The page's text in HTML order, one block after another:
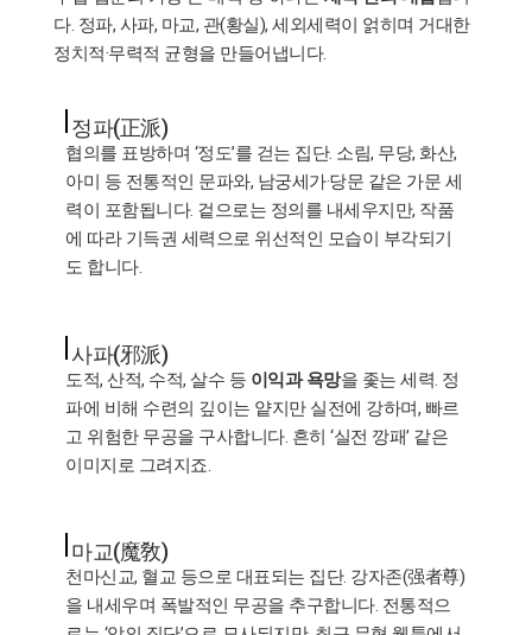
다. 정파, 사파, 마교, 관(황실), 세외세력이 얽히며 거대한
정치적·무력적 균형을 만들어냅니다.
정파(正派)
협의를 표방하며 ‘정도’를 걷는 집단. 소림, 무당, 화산,
아미 등 전통적인 문파와, 남궁세가·당문 같은 가문 세
력이 포함됩니다. 겉으로는 정의를 내세우지만, 작품
에 따라 기득권 세력으로 위선적인 모습이 부각되기
도 합니다.
사파(邪派)
도적, 산적, 수적, 살수 등 이익과 욕망을 좇는 세력. 정
파에 비해 수련의 깊이는 얕지만 실전에 강하며, 빠르
고 위험한 무공을 구사합니다. 흔히 ‘실전 깡패’ 같은
이미지로 그려지죠.
마교(魔敎)
천마신교, 혈교 등으로 대표되는 집단. 강자존(强者尊)
을 내세우며 폭발적인 무공을 추구합니다. 전통적으